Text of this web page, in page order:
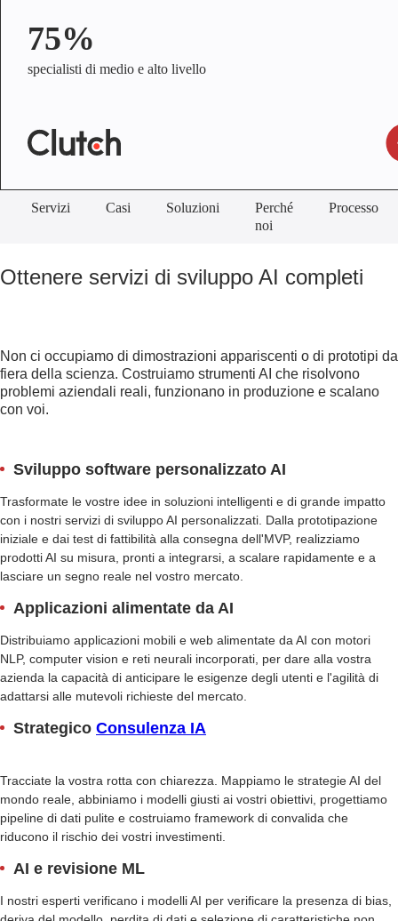
75%
specialisti di medio e alto livello
Servizi Casi Soluzioni
Perché
noi
Processo
Ottenere servizi di sviluppo AI completi
Non ci occupiamo di dimostrazioni appariscenti o di prototipi da
fiera della scienza. Costruiamo strumenti AI che risolvono
problemi aziendali reali, funzionano in produzione e scalano
con voi.
Sviluppo software personalizzato AI
Trasformate le vostre idee in soluzioni intelligenti e di grande impatto
con i nostri servizi di sviluppo AI personalizzati. Dalla prototipazione
iniziale e dai test di fattibilità alla consegna dell'MVP, realizziamo
prodotti AI su misura, pronti a integrarsi, a scalare rapidamente e a
lasciare un segno reale nel vostro mercato.
Applicazioni alimentate da AI
Distribuiamo applicazioni mobili e web alimentate da AI con motori
NLP, computer vision e reti neurali incorporati, per dare alla vostra
azienda la capacità di anticipare le esigenze degli utenti e l'agilità di
adattarsi alle mutevoli richieste del mercato.
Strategico Consulenza IA
Tracciate la vostra rotta con chiarezza. Mappiamo le strategie AI del
mondo reale, abbiniamo i modelli giusti ai vostri obiettivi, progettiamo
pipeline di dati pulite e costruiamo framework di convalida che
riducono il rischio dei vostri investimenti.
AI e revisione ML
I nostri esperti verificano i modelli AI per verificare la presenza di bias,